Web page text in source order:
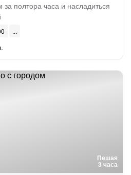
за полтора часа и насладиться
Пешая
3 часа